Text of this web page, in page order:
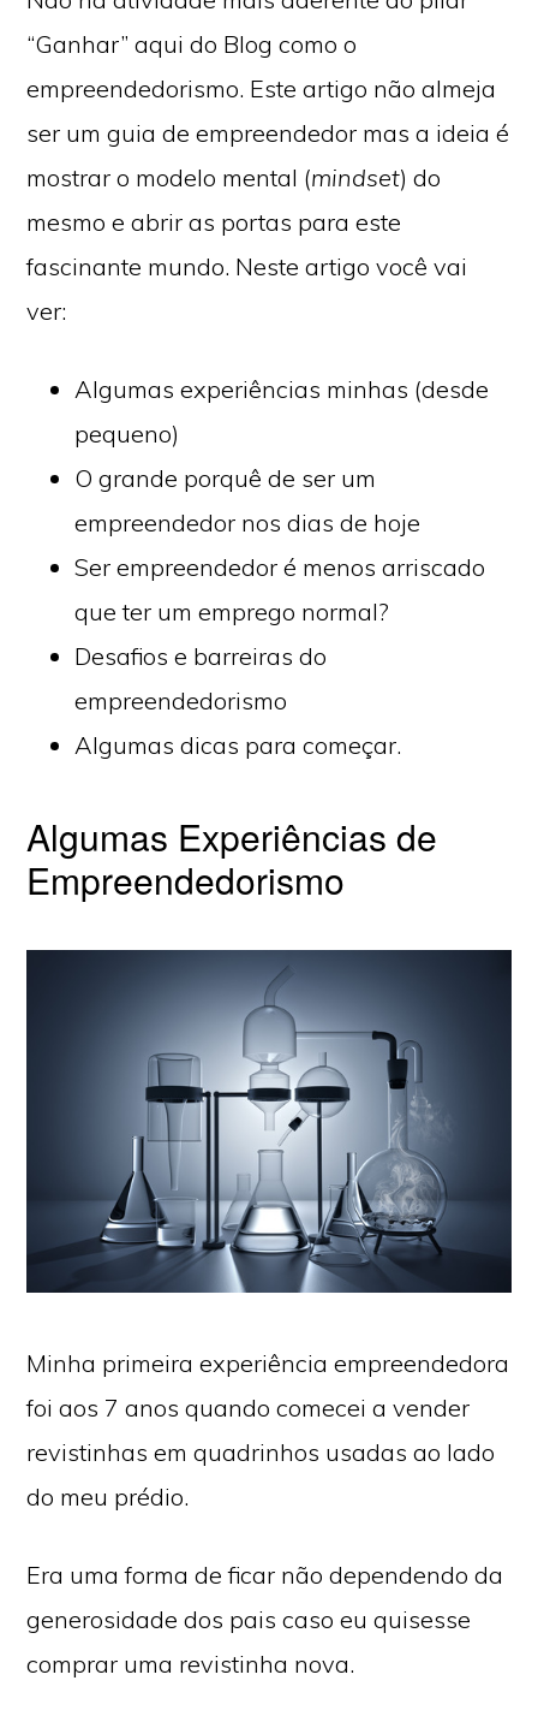
“Ganhar” aqui do Blog como o
empreendedorismo. Este artigo não almeja
ser um guia de empreendedor mas a ideia é
mostrar o modelo mental (mindset) do
mesmo e abrir as portas para este
fascinante mundo. Neste artigo você vai
ver:
Algumas experiências minhas (desde
pequeno)
O grande porquê de ser um
empreendedor nos dias de hoje
Ser empreendedor é menos arriscado
que ter um emprego normal?
Desafios e barreiras do
empreendedorismo
Algumas dicas para começar.
Algumas Experiências de
Empreendedorismo
Minha primeira experiência empreendedora
foi aos 7 anos quando comecei a vender
revistinhas em quadrinhos usadas ao lado
do meu prédio.
Era uma forma de ficar não dependendo da
generosidade dos pais caso eu quisesse
comprar uma revistinha nova.